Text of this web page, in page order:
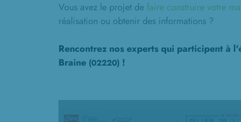
Vous avez le projet de faire construire votre
réalisation ou obtenir des informations ?
Rencontrez nos experts qui participent à
Braine (02220) !